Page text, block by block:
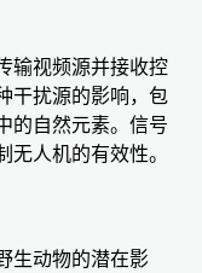
输视频源并接收控
干扰源的影响，包
的自然元素。信号
人机的有效性。
生动物的潜在影